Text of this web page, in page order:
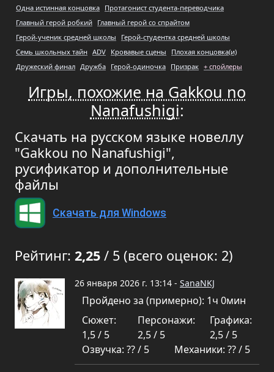
Одна истинная концовка Протагонист студента-переводчика
Главный герой робкий Главный герой со спрайтом
Герой-ученик средней школы
Герой-студентка средней школы
Семь школьных тайн ADV Кровавые сцены
Плохая концовка(и)
Дружеский финал Дружба Герой-одиночка Призрак + спойлеры
Игры, похожие на Gakkou no
Nanafushigi:
Скачать на русском языке новеллу
"Gakkou no Nanafushigi",
русификатор и дополнительные
файлы
Скачать для Windows
Рейтинг: 2,25 / 5 (всего оценок: 2)
26 января 2026 г. 13:14 - SanaNKJ
Пройдено за (примерно): 1ч 0мин
Сюжет:
1,5 / 5
Персонажи:
2,5 / 5
Графика:
2,5 / 5
Озвучка: ?? / 5
Механики: ?? / 5